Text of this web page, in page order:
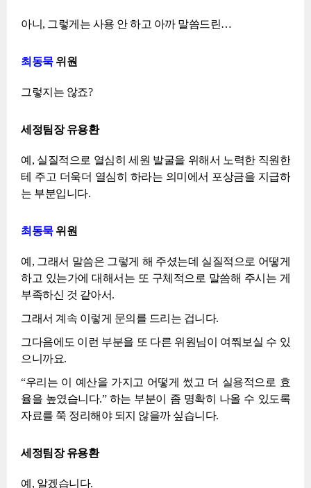
아니, 그렇게는 사용 안 하고 아까 말씀드린…
최동묵위원
그렇지는 않죠?
세정팀장 유용환
예, 실질적으로 열심히 세원 발굴을 위해서 노력한 직원한
테 주고 더욱더 열심히 하라는 의미에서 포상금을 지급하
는 부분입니다.
최동묵위원
예, 그래서 말씀은 그렇게 해 주셨는데 실질적으로 어떻게
하고 있는가에 대해서는 또 구체적으로 말씀해 주시는 게
부족하신 것 같아서.
그래서 계속 이렇게 문의를 드리는 겁니다.
그다음에도 이런 부분을 또 다른 위원님이 여쭤보실 수 있
으니까요.
“우리는 이 예산을 가지고 어떻게 썼고 더 실용적으로 효
율을 높였습니다.” 하는 부분이 좀 명확히 나올 수 있도록
자료를 쭉 정리해야 되지 않을까 싶습니다.
세정팀장 유용환
예, 알겠습니다.